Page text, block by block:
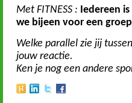
Met FITNESS : Iedereen
we bijeen voor een
Welke parallel zie jij
jouw reactie.
Ken je nog een andere